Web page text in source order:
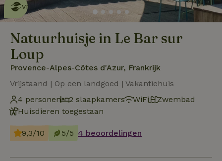
vriendelijklees meer
Natuurhuisje in Le Bar sur
Loup
Provence-Alpes-Côtes d'Azur, Frankrijk
Vrijstaand | Op een landgoed | Vakantiehuis
4 personen
2 slaapkamers WiFi
Zwembad
Huisdieren toegestaan
9,3/10 5/5 4 beoordelingen